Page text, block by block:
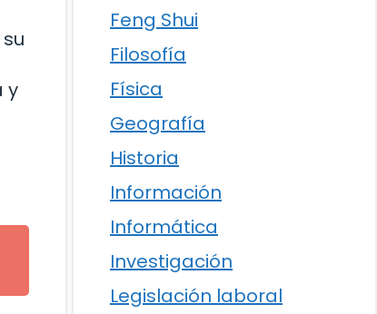
y
Feng Shui
Filosofía
Física
Geografía
Historia
Información
Informática
Investigación
Legislación laboral